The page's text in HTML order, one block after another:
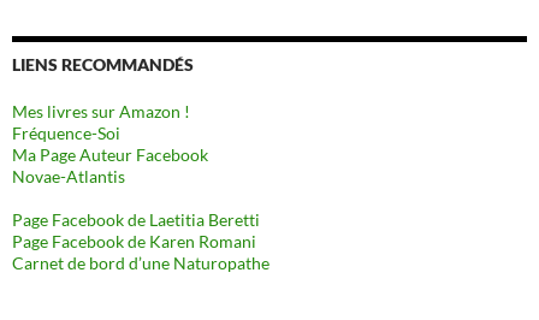
LIENS RECOMMANDÉS
Mes livres sur Amazon !
Fréquence-Soi
Ma Page Auteur Facebook
Novae-Atlantis
Page Facebook de Laetitia Beretti
Page Facebook de Karen Romani
Carnet de bord d’une Naturopathe